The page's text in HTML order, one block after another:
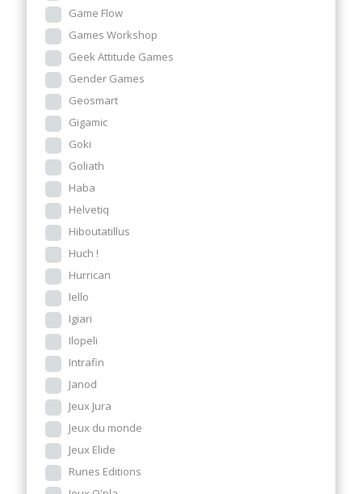
Game Flow
Games Workshop
Geek Attitude Games
Gender Games
Geosmart
Gigamic
Goki
Goliath
Haba
Helvetiq
Hiboutatillus
Huch !
Hurrican
Iello
Igiari
Ilopeli
Intrafin
Janod
Jeux Jura
Jeux du monde
Jeux Elide
Runes Editions